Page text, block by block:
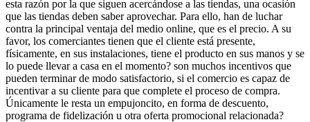
esta razón por la que siguen acercándose a las tiendas, una ocasión
que las tiendas deben saber aprovechar. Para ello, han de luchar
contra la principal ventaja del medio online, que es el precio. A su
favor, los comerciantes tienen que el cliente está presente,
físicamente, en sus instalaciones, tiene el producto en sus manos y se
lo puede llevar a casa en el momento? son muchos incentivos que
pueden terminar de modo satisfactorio, si el comercio es capaz de
incentivar a su cliente para que complete el proceso de compra.
Únicamente le resta un empujoncito, en forma de descuento,
programa de fidelización u otra oferta promocional relacionada?